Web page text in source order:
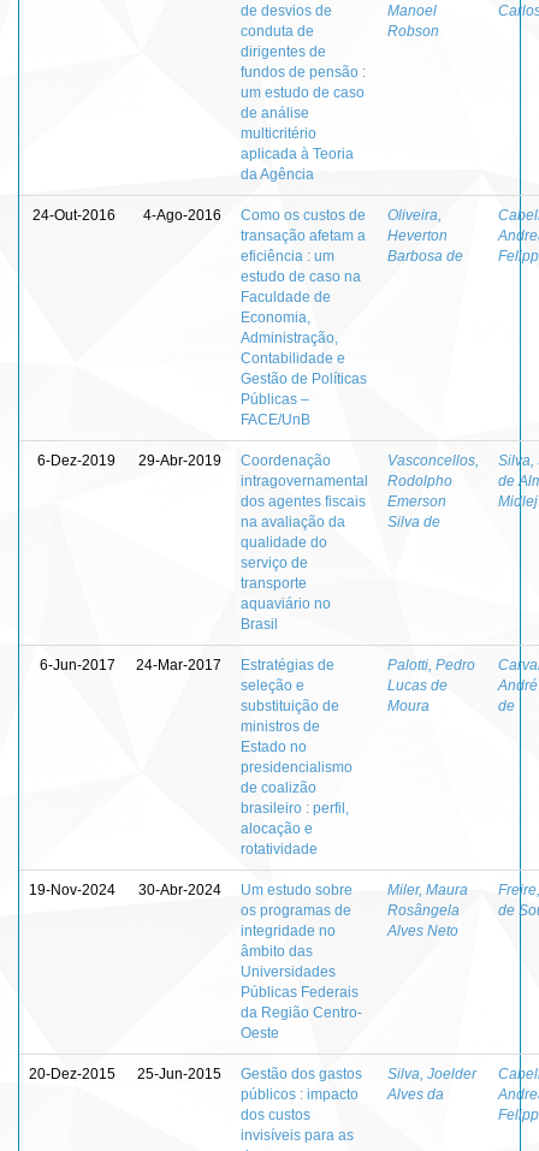
de desvios de
conduta de
dirigentes de
fundos de pensão :
um estudo de caso
de análise
multicritério
aplicada à Teoria
da Agência
Manoel
Robson
24-Out-2016 4-Ago-2016
Como os custos de
transação afetam a
eficiência : um
estudo de caso na
Faculdade de
Economia,
Administração,
Contabilidade e
Gestão de Políticas
Públicas –
FACE/UnB
Oliveira,
Heverton
Barbosa de
6-Dez-2019 29-Abr-2019
Coordenação
intragovernamental
dos agentes fiscais
na avaliação da
qualidade do
serviço de
transporte
aquaviário no
Brasil
Vasconcellos,
Rodolpho
Emerson
Silva de
Silva,
de
6-Jun-2017 24-Mar-2017
Estratégias de
seleção e
substituição de
ministros de
Estado no
presidencialismo
de coalizão
brasileiro : perfil,
alocação e
rotatividade
Palotti, Pedro
Lucas de
Moura
de
19-Nov-2024 30-Abr-2024
Um estudo sobre
os programas de
integridade no
âmbito das
Universidades
Públicas Federais
da Região Centro-
Oeste
Miler, Maura
Rosângela
Alves Neto
de
20-Dez-2015 25-Jun-2015
Gestão dos gastos
públicos : impacto
dos custos
invisíveis para as
Silva, Joelder
Alves da